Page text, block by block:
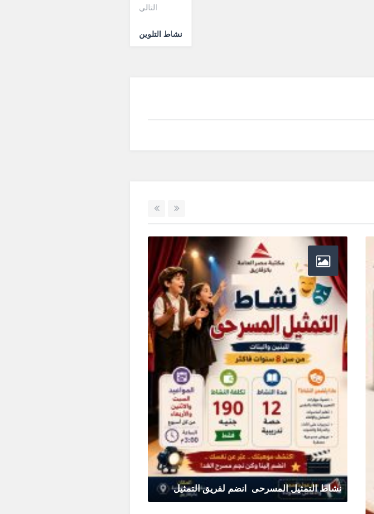
التالي
نشاط التلوين
نشاط التمثيل المسرحى انضم لفريق التمثيل